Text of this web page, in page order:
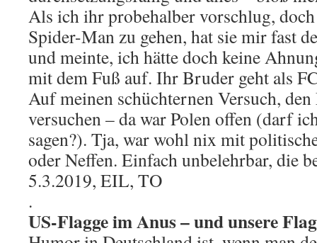
Als ich ihr probehalber vorschlug,
Spider-Man zu gehen, hat sie mir fast
und meinte, ich hätte doch keine
mit dem Fuß auf. Ihr Bruder geht als
Auf meinen schüchternen Versuch,
versuchen – da war Polen offen (darf
sagen?). Tja, war wohl nix mit
oder Neffen. Einfach unbelehrbar, die
5.3.2019, EIL, TO
.
US-Flagge im Anus – und unsere